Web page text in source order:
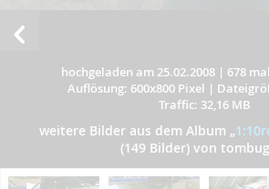
hochgeladen am 25.02.2008 | 678
Auflösung: 600x800 Pixel |
Traffic: 32,16 MB
weitere Bilder aus dem Album „
(149 Bilder) von